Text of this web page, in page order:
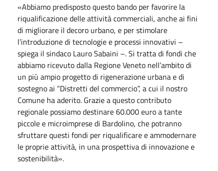
«Abbiamo predisposto questo bando per favorire la
riqualificazione delle attività commerciali, anche ai fini
di migliorare il decoro urbano, e per stimolare
l’introduzione di tecnologie e processi innovativi –
spiega il sindaco Lauro Sabaini –. Si tratta di fondi che
abbiamo ricevuto dalla Regione Veneto nell’ambito di
un più ampio progetto di rigenerazione urbana e di
sostegno ai “Distretti del commercio”, a cui il nostro
Comune ha aderito. Grazie a questo contributo
regionale possiamo destinare 60.000 euro a tante
piccole e microimprese di Bardolino, che potranno
sfruttare questi fondi per riqualificare e ammodernare
le proprie attività, in una prospettiva di innovazione e
sostenibilità».